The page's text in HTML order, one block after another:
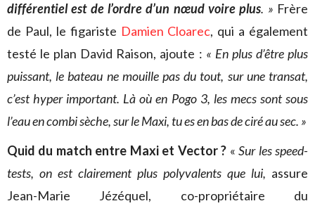
différentiel est de l’ordre d’un nœud voire plus. » Frère
de Paul, le figariste Damien Cloarec, qui a également
testé le plan David Raison, ajoute : « En plus d’être plus
puissant, le bateau ne mouille pas du tout, sur une transat,
c’est hyper important. Là où en Pogo 3, les mecs sont sous
l’eau en combi sèche, sur le Maxi, tu es en bas de ciré au sec. »
Quid du match entre Maxi et Vector ? «Sur les speed-
tests, on est clairement plus polyvalents que lui, assure
Jean-Marie Jézéquel, co-propriétaire du